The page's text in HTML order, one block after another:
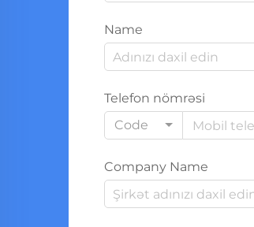
Name
Telefon nömrəsi
Code
Company Name